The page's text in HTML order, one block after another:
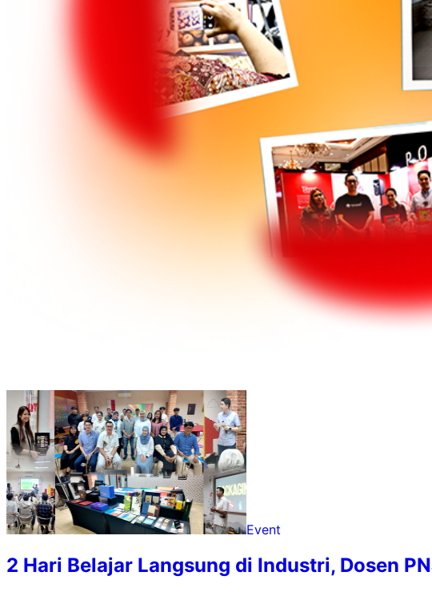
Event
2 Hari Belajar Langsung di Industri, Dosen